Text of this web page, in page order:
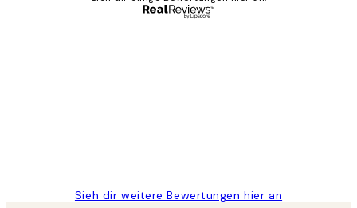
Sieh dir weitere Bewertungen hier an